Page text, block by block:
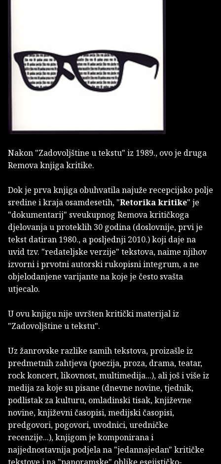
Nakon "Zadovoljštine u tekstu" iz 1989., ovo je druga
Remova knjiga kritike.
Dok je prva knjiga obuhvatila najuže recepcijsko polje
sredine i kraja osamdesetih, "Retorika kritike" je
"dokumentarij" sveukupnog Remova kritičkoga
djelovanja u proteklih 30 godina (doslovnije, prvi je
tekst datiran 1980., a posljednji 2010.) koji daje na
uvid tzv. "redateljske verzije" tekstova, naime njihov
izvorni i prvotni autorski rukopisni integrum, a ne
objelodanjene varijante na koje je često svašta
utjecalo.
U ovu knjigu nije uvršten kritički materijal iz
"Zadovoljštine u tekstu".
Uz žanrovske razlike samih tekstova, proizašle iz
predmetnih zahtjeva (poezija, proza, drama, teatar,
rock koncert, likovnost, multimedija...), ali još i više iz
medija za koje su pisane (dnevne novine, tjednik,
podlistak za kulturu, omladinski tisak, književne
novine, književni časopisi, medijski časopisi,
predgovori, pogovori, uvodnici, uredničke
recenzije...), knjigom je komponirana i
najjednostavnija podjela na "jedannajedan" kritičke